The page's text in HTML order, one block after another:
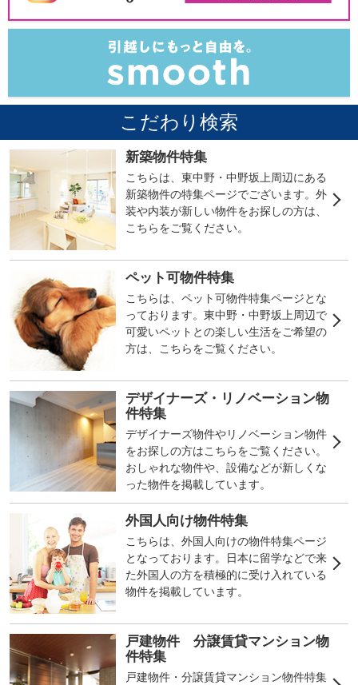
こだわり検索
新築物件特集
こちらは、東中野・中野坂上周辺にある
新築物件の特集ページでございます。外
装や内装が新しい物件をお探しの方は、
こちらをご覧ください。
ペット可物件特集
こちらは、ペット可物件特集ページとな
っております。東中野・中野坂上周辺で
可愛いペットとの楽しい生活をご希望の
方は、こちらをご覧ください。
デザイナーズ・リノベーション物
件特集
デザイナーズ物件やリノベーション物件
をお探しの方はこちらをご覧ください。
おしゃれな物件や、設備などが新しくな
った物件を掲載しています。
外国人向け物件特集
こちらは、外国人向けの物件特集ページ
となっております。日本に留学などで来
た外国人の方を積極的に受け入れている
物件を掲載しています。
戸建物件 分譲賃貸マンション物
件特集
戸建物件・分譲賃貸マンション物件特集